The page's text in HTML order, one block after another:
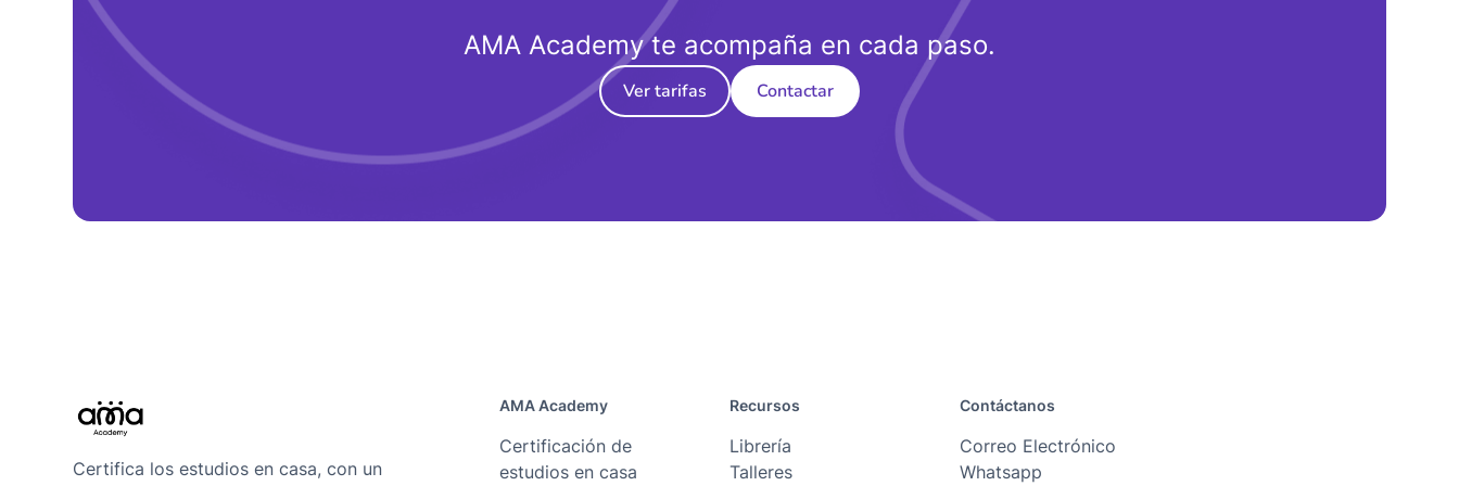
AMA Academy te acompaña en cada paso.
Ver tarifas Contactar
Certifica los estudios en casa, con un
AMA Academy
Certificación de
estudios en casa
Recursos
Librería
Talleres
Contáctanos
Correo Electrónico
Whatsapp